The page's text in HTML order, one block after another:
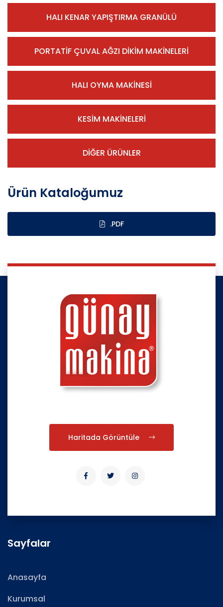
HALI KENAR YAPIŞTIRMA GRANÜLÜ
PORTATİF ÇUVAL AĞZI DİKİM MAKİNELERİ
HALI OYMA MAKİNESİ
KESİM MAKİNELERİ
DİĞER ÜRÜNLER
Ürün Kataloğumuz
.PDF
Haritada Görüntüle
Sayfalar
Anasayfa
Kurumsal